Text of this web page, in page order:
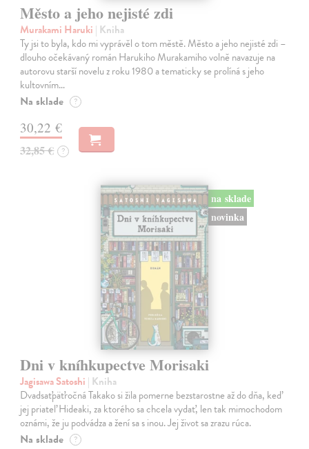
Město a jeho nejisté zdi
Murakami Haruki | Kniha
Ty jsi to byla, kdo mi vyprávěl o tom městě. Město a jeho nejisté zdi –
dlouho očekávaný román Harukiho Murakamiho volně navazuje na
autorovu starší novelu z roku 1980 a tematicky se prolíná s jeho
kultovním…
Na sklade ?
30,22 €
32,85 € ?
na sklade
novinka
Dni v kníhkupectve Morisaki
Jagisawa Satoshi | Kniha
Dvadsaťpäťročná Takako si žila pomerne bezstarostne až do dňa, keď
jej priateľ Hideaki, za ktorého sa chcela vydať, len tak mimochodom
oznámi, že ju podvádza a žení sa s inou. Jej život sa zrazu rúca.
Na sklade ?